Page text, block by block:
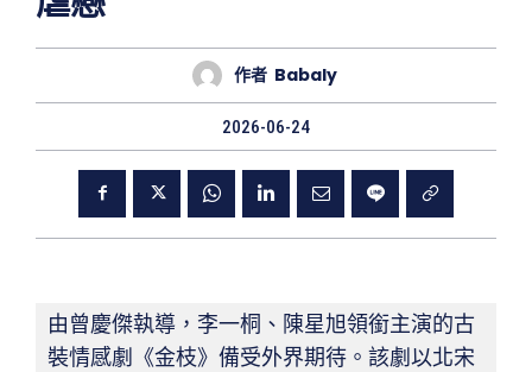
作者 Babaly
2026-06-24
由曾慶傑執導，李一桐、陳星旭領銜主演的古
裝情感劇《金枝》備受外界期待。該劇以北宋